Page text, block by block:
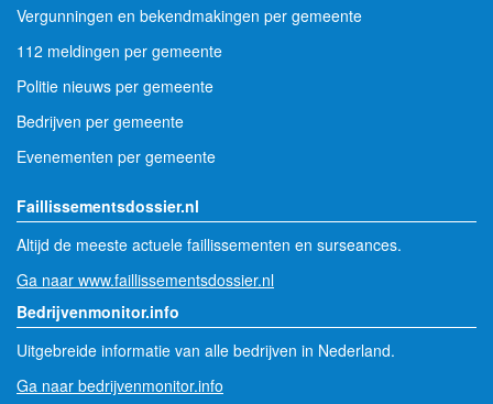
Vergunningen en bekendmakingen per gemeente
112 meldingen per gemeente
Politie nieuws per gemeente
Bedrijven per gemeente
Evenementen per gemeente
Faillissementsdossier.nl
Altijd de meeste actuele faillissementen en surseances.
Ga naar www.faillissementsdossier.nl
Bedrijvenmonitor.info
Uitgebreide informatie van alle bedrijven in Nederland.
Ga naar bedrijvenmonitor.info